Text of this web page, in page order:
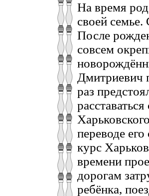
На время
своей
После
совсем
Дмитриевич
раз
переводе
курс
времени
дорогам
ребёнка,